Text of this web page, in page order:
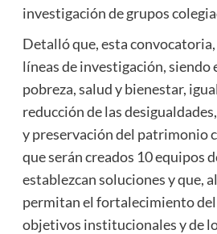
investigación de grupos
Detalló que, esta
líneas de investigación, siendo
pobreza, salud y bienestar,
reducción de las
y preservación del patrimonio
que serán creados 10 equipos
establezcan soluciones y que,
permitan el fortalecimiento
objetivos institucionales y de